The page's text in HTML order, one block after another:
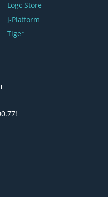
Logo Store
j-Platform
Tiger